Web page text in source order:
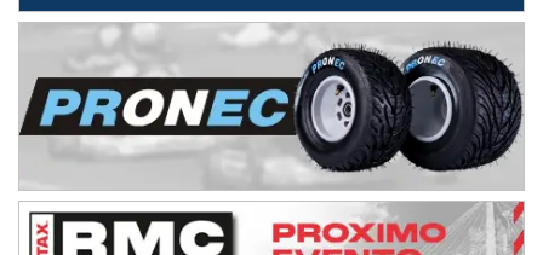
El Cerro (Tierra)
Victoria (Entre Ríos)
PATAGONICO - F6
Moto Club Reginense (Tierra)
Gral. E. Godoy (Río Negro)
CSK - F7
Juventud Unida (Tierra)
Humboldt (Santa Fe)